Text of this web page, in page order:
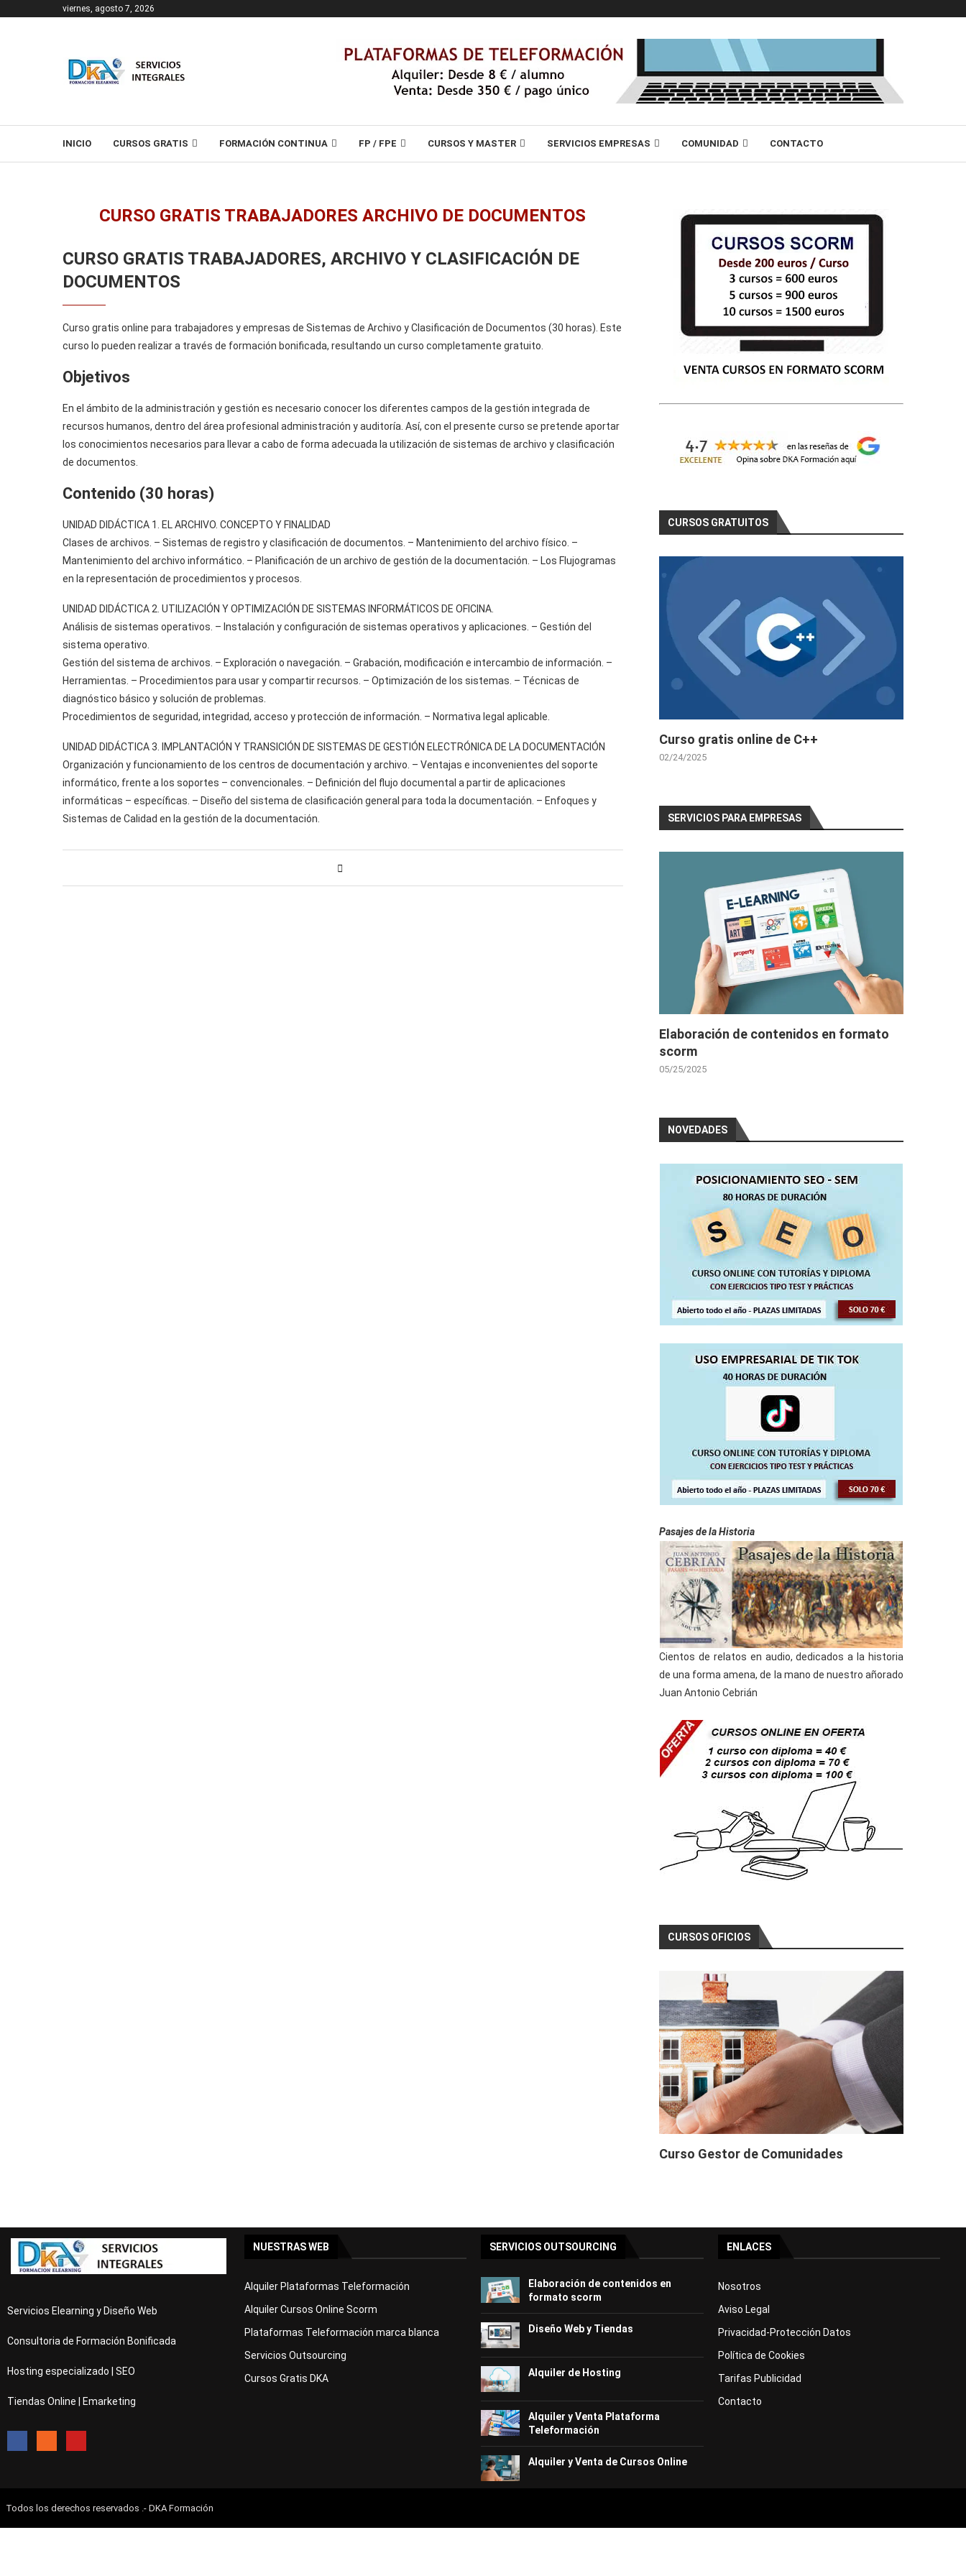
viernes, agosto 7, 2026
INICIO CURSOS GRATIS FORMACIÓN CONTINUA FP / FPE CURSOS Y MASTER SERVICIOS EMPRESAS COMUNIDAD CONTACTO
CURSO GRATIS TRABAJADORES ARCHIVO DE DOCUMENTOS
CURSO GRATIS TRABAJADORES, ARCHIVO Y CLASIFICACIÓN DE
DOCUMENTOS
Curso gratis online para trabajadores y empresas de Sistemas de Archivo y Clasificación de Documentos (30 horas). Este
curso lo pueden realizar a través de formación bonificada, resultando un curso completamente gratuito.
Objetivos
En el ámbito de la administración y gestión es necesario conocer los diferentes campos de la gestión integrada de
recursos humanos, dentro del área profesional administración y auditoría. Así, con el presente curso se pretende aportar
los conocimientos necesarios para llevar a cabo de forma adecuada la utilización de sistemas de archivo y clasificación
de documentos.
Contenido (30 horas)
UNIDAD DIDÁCTICA 1. EL ARCHIVO. CONCEPTO Y FINALIDAD
Clases de archivos. – Sistemas de registro y clasificación de documentos. – Mantenimiento del archivo físico. –
Mantenimiento del archivo informático. – Planificación de un archivo de gestión de la documentación. – Los Flujogramas
en la representación de procedimientos y procesos.
UNIDAD DIDÁCTICA 2. UTILIZACIÓN Y OPTIMIZACIÓN DE SISTEMAS INFORMÁTICOS DE OFICINA.
Análisis de sistemas operativos. – Instalación y configuración de sistemas operativos y aplicaciones. – Gestión del
sistema operativo.
Gestión del sistema de archivos. – Exploración o navegación. – Grabación, modificación e intercambio de información. –
Herramientas. – Procedimientos para usar y compartir recursos. – Optimización de los sistemas. – Técnicas de
diagnóstico básico y solución de problemas.
Procedimientos de seguridad, integridad, acceso y protección de información. – Normativa legal aplicable.
UNIDAD DIDÁCTICA 3. IMPLANTACIÓN Y TRANSICIÓN DE SISTEMAS DE GESTIÓN ELECTRÓNICA DE LA DOCUMENTACIÓN
Organización y funcionamiento de los centros de documentación y archivo. – Ventajas e inconvenientes del soporte
informático, frente a los soportes – convencionales. – Definición del flujo documental a partir de aplicaciones
informáticas – específicas. – Diseño del sistema de clasificación general para toda la documentación. – Enfoques y
Sistemas de Calidad en la gestión de la documentación.
CURSOS GRATUITOS
Curso gratis online de C++
02/24/2025
SERVICIOS PARA EMPRESAS
Elaboración de contenidos en formato
scorm
05/25/2025
NOVEDADES
Pasajes de la Historia
Cientos de relatos en audio, dedicados a la historia
de una forma amena, de la mano de nuestro añorado
Juan Antonio Cebrián
CURSOS OFICIOS
Curso Gestor de Comunidades
Servicios Elearning y Diseño Web
Consultoria de Formación Bonificada
Hosting especializado | SEO
Tiendas Online | Emarketing
NUESTRAS WEB
Alquiler Plataformas Teleformación
Alquiler Cursos Online Scorm
Plataformas Teleformación marca blanca
Servicios Outsourcing
Cursos Gratis DKA
SERVICIOS OUTSOURCING
Elaboración de contenidos en
formato scorm
Diseño Web y Tiendas
Alquiler de Hosting
Alquiler y Venta Plataforma
Teleformación
Alquiler y Venta de Cursos Online
ENLACES
Nosotros
Aviso Legal
Privacidad-Protección Datos
Política de Cookies
Tarifas Publicidad
Contacto
Todos los derechos reservados .- DKA Formación